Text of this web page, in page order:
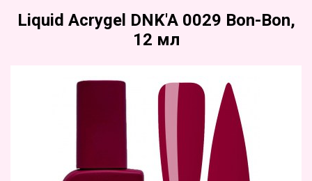
Liquid Acrygel DNK'A 0029 Bon-Bon,
12 мл